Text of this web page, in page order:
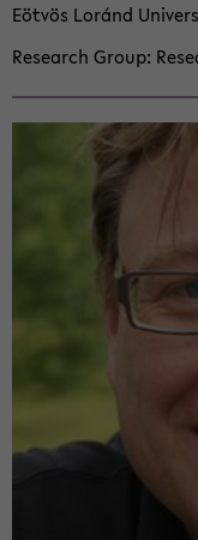
Eötvös Loránd
Re­search Group